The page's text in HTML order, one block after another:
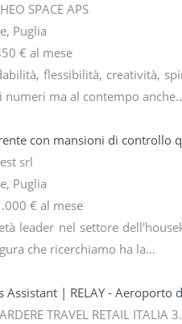
SPACE APS
Puglia
€ al mese
flessibilità, creatività,
numeri ma al contempo
con mansioni di controllo
srl
Puglia
€ al mese
leader nel settore
che ricerchiamo ha la…
Assistant | RELAY - Aeroporto
TRAVEL RETAIL ITALIA